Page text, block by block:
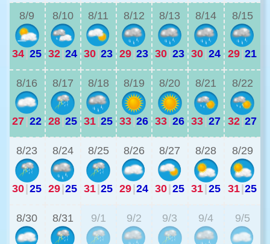
8/9
34 25
8/10
32 24
8/11
30 23
8/12
29 23
8/13
30 23
8/14
30 24
8/15
29 21
8/16
27 22
8/17
28 25
8/18
31 25
8/19
33 26
8/20
33 26
8/21
33 27
8/22
32 27
8/23
30 25
8/24
29 25
8/25
31 25
8/26
29 24
8/27
30 25
8/28
31 25
8/29
31 25
8/30 8/31 9/1 9/2 9/3 9/4 9/5